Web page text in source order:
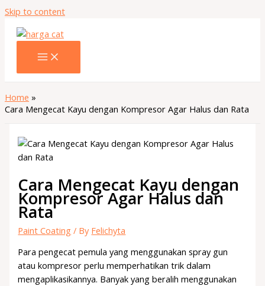
Skip to content
Home
Cara Mengecat Kayu dengan Kompresor Agar Halus dan Rata
Cara Mengecat Kayu dengan
Kompresor Agar Halus dan
Rata
Paint Coating / By Felichyta
Para pengecat pemula yang menggunakan spray gun
atau kompresor perlu memperhatikan trik dalam
mengaplikasikannya. Banyak yang beralih menggunakan